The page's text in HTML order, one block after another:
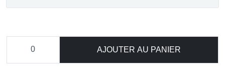
AJOUTER AU PANIER